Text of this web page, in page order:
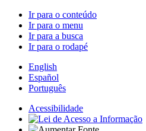
Ir para o conteúdo
Ir para o menu
Ir para a busca
Ir para o rodapé
English
Español
Português
Acessibilidade